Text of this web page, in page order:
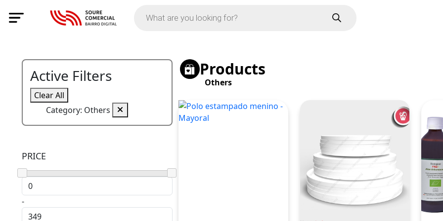
Active Filters
Clear All
Category: Others
PRICE
-
Products
Others